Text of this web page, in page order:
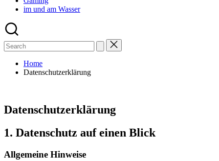
im und am Wasser
Home
Datenschutzerklärung
Datenschutzerklärung
1. Datenschutz auf einen Blick
Allgemeine Hinweise